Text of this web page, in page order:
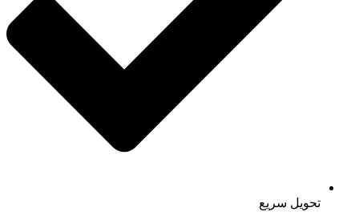
تحویل سریع